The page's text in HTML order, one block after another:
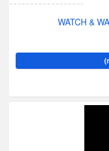
WATCH &